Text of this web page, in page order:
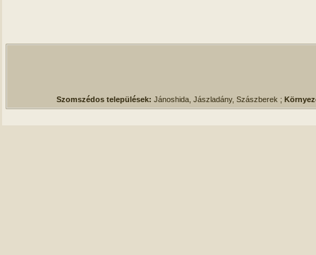
Szomszédos települések: Jánoshida, Jászladány, Szászberek ;